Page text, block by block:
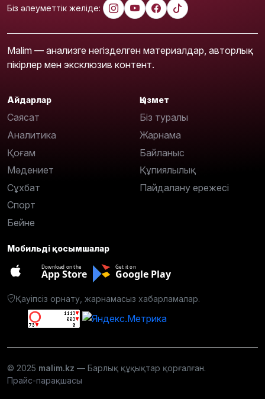
Біз әлеуметтік желіде:
Malim — анализге негізделген материалдар, авторлық
пікірлер мен эксклюзив контент.
Айдарлар
Саясат
Аналитика
Қоғам
Мәдениет
Сұхбат
Спорт
Бейне
Қызмет
Біз туралы
Жарнама
Байланыс
Құпиялылық
Пайдалану ережесі
Мобильді қосымшалар
Download on the
App Store
Get it on
Google Play
Қауіпсіз орнату, жарнамасыз хабарламалар.
© 2025 malim.kz — Барлық құқықтар қорғалған.
Прайс-парақшасы